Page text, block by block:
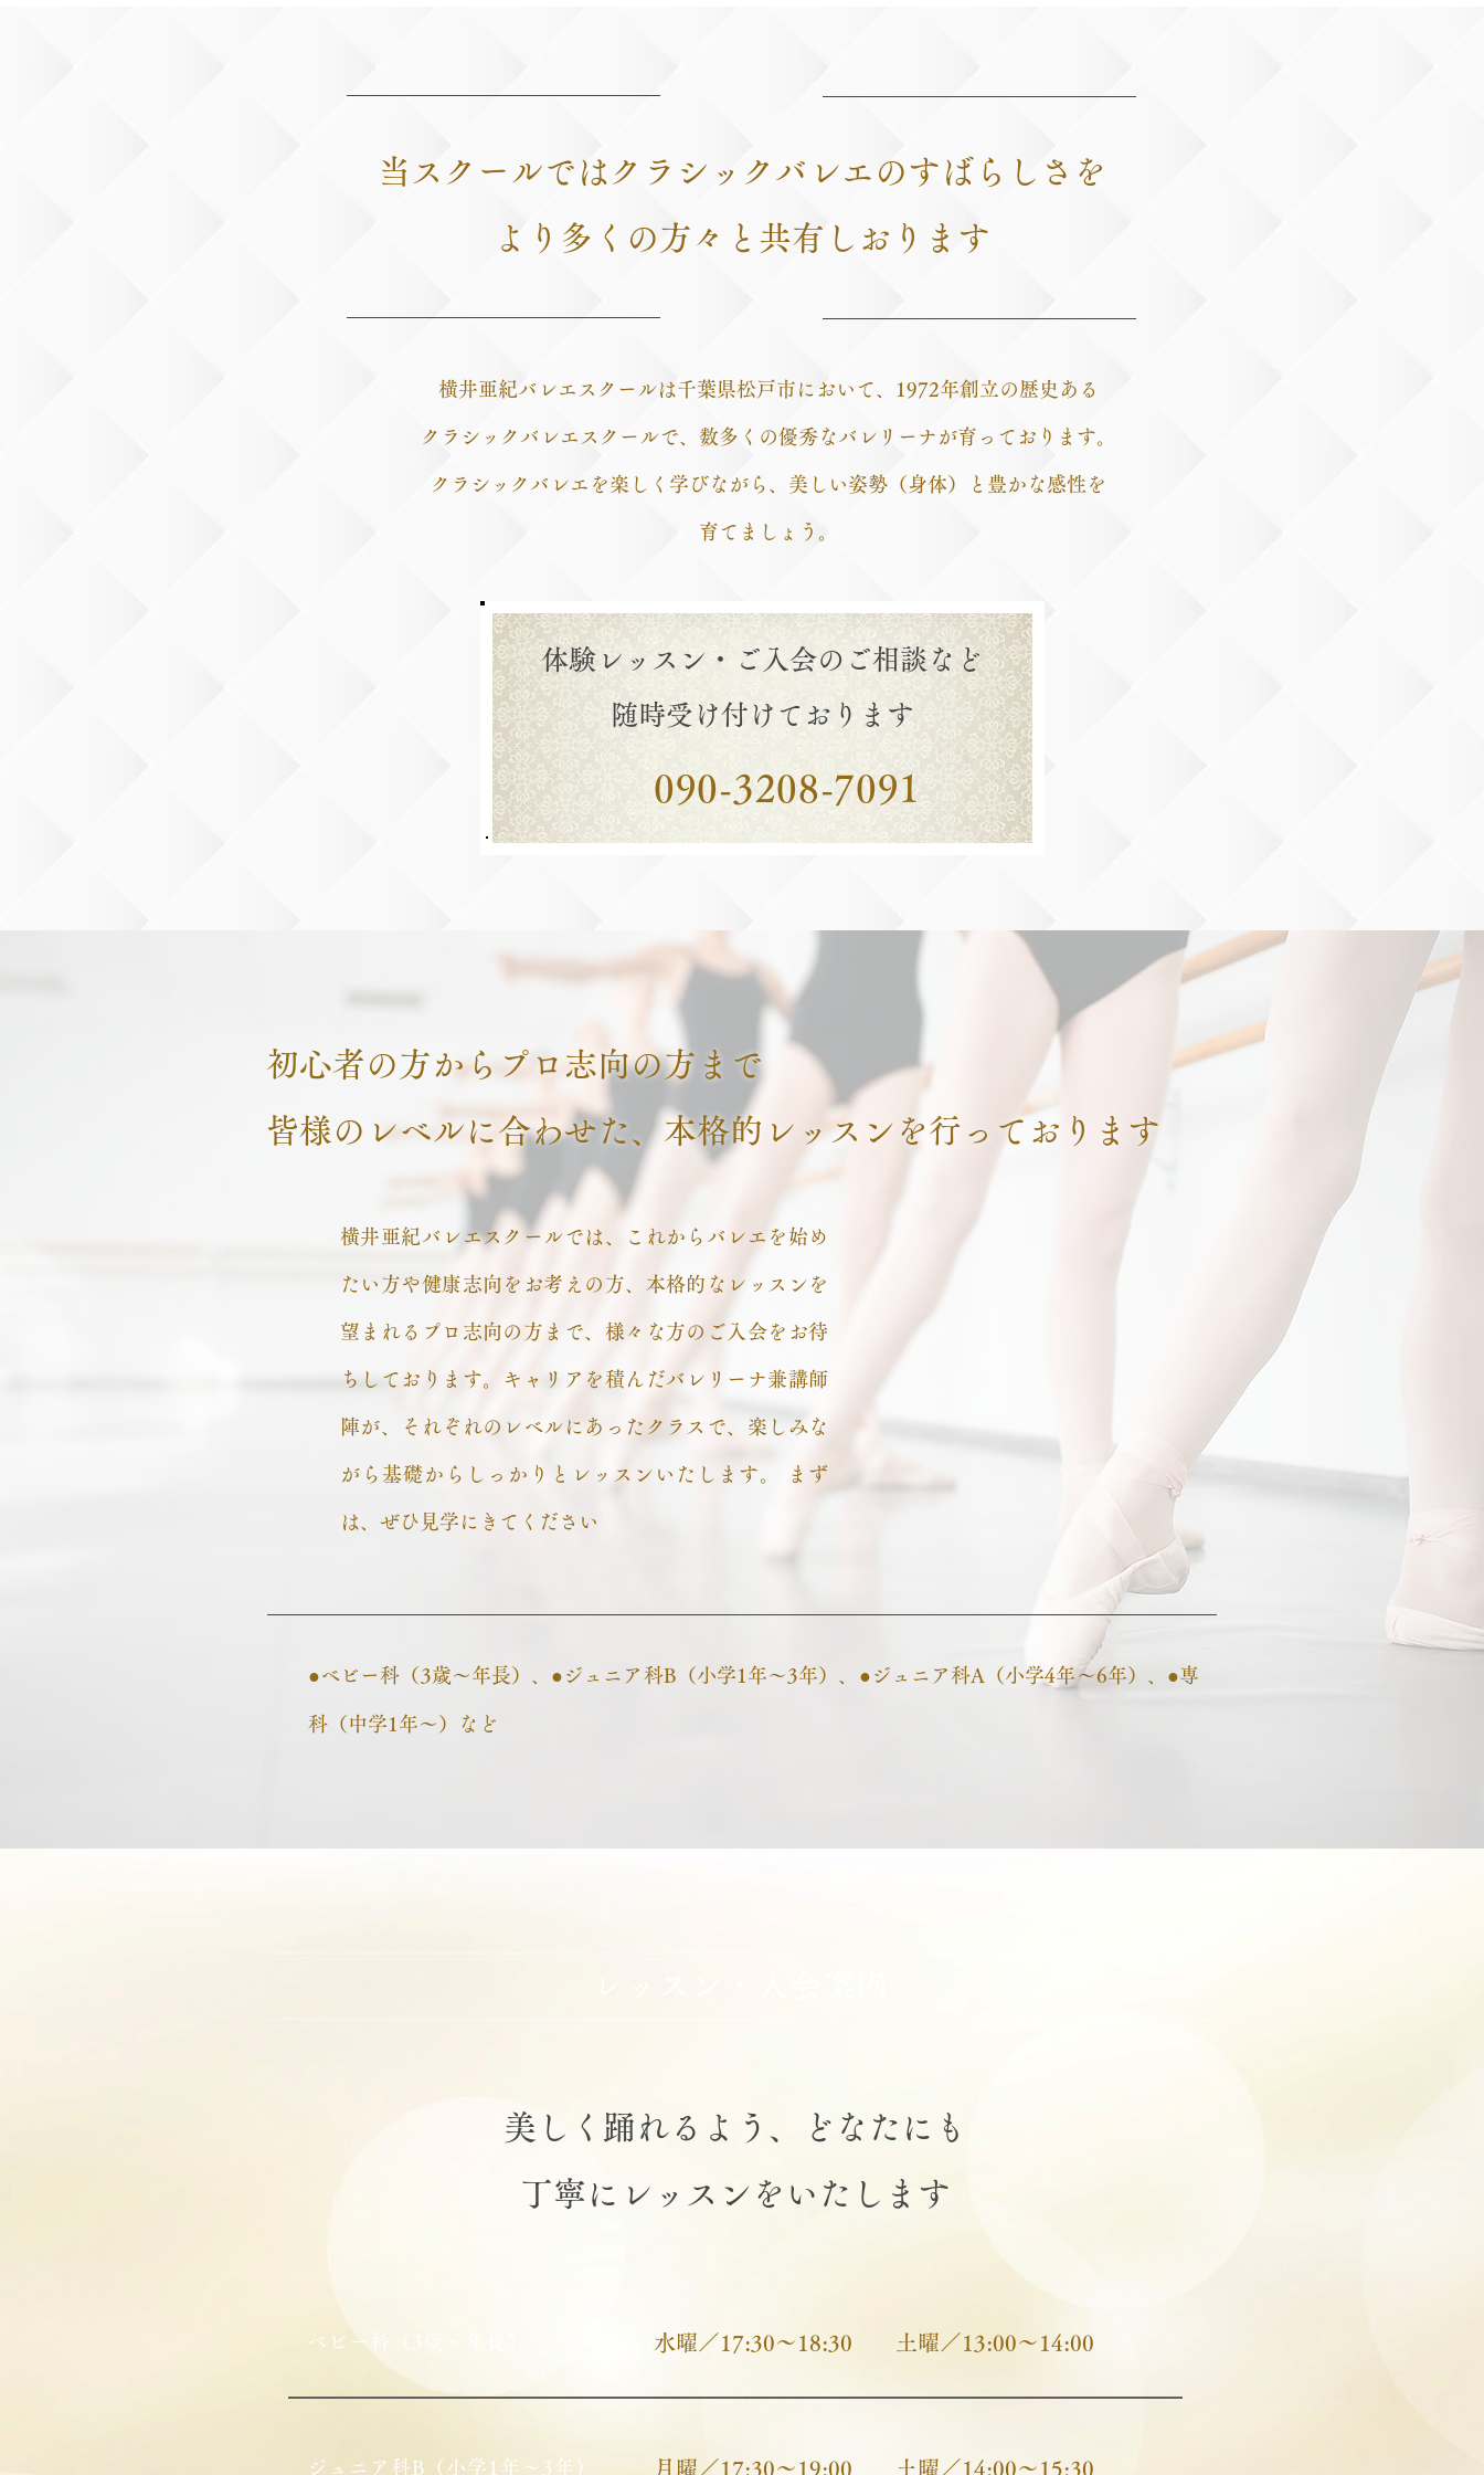
当スクールではクラシックバレエのすばらしさを
より多くの方々と共有しおります
横井亜紀バレエスクールは千葉県松戸市において、1972年創立の歴史ある
クラシックバレエスクールで、数多くの優秀なバレリーナが育っております。
クラシックバレエを楽しく学びながら、美しい姿勢（身体）と豊かな感性を
育てましょう。
体験レッスン・ご入会のご相談など
随時受け付けております
090-3208-7091
初心者の方からプロ志向の方まで
皆様のレベルに合わせた、本格的レッスンを行っております
横井亜紀バレエスクールでは、これからバレエを始め
たい方や健康志向をお考えの方、本格的なレッスンを
望まれるプロ志向の方まで、様々な方のご入会をお待
ちしております。キャリアを積んだバレリーナ兼講師
陣が、それぞれのレベルにあったクラスで、楽しみな
がら基礎からしっかりとレッスンいたします。 まず
は、ぜひ見学にきてください
●ベビー科（3歳～年長）、 ● ジュニア科B（小学1年～3年）、 ● ジュニア科A（小学4年～6年）、 ●専
科（中学1年～）など
美しく踊れるよう、どなたにも
丁寧にレッスンをいたします
ベビー科（3歳～年長） 水曜／17:30～18:30 土曜／13:00～14:00
ジュニア科B（小学1年～3年） 月曜／17:30～19:00 土曜／14:00～15:30